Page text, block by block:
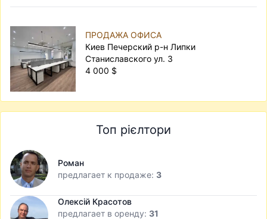
ПРОДАЖА ОФИСА
Киев Печерский р-н Липки
Станиславского ул. 3
4 000 $
Топ рієлтори
Роман
предлагает к продаже: 3
Олексій Красотов
предлагает в оренду: 31